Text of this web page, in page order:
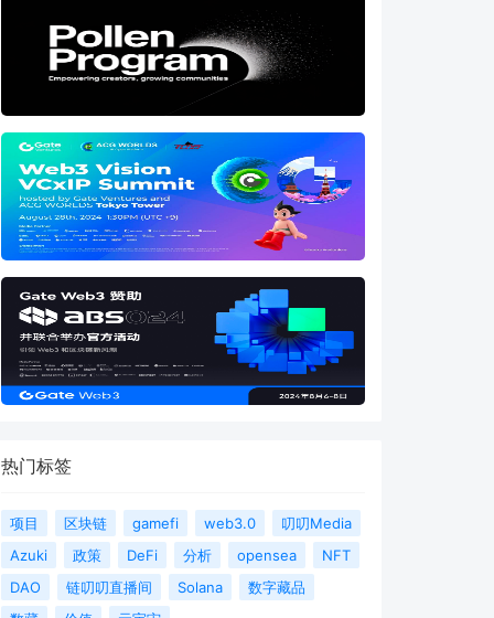
热门标签
项目 区块链 gamefi web3.0
叨叨Media
Azuki
政策 DeFi 分析 opensea
NFT
DAO
链叨叨直播间 Solana
数字藏品